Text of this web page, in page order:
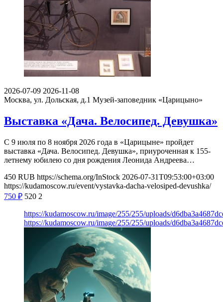
2026-07-09 2026-11-08
Москва, ул. Дольская, д.1 Музей-заповедник «Царицыно»
Выставка «Дача. Велосипед. Девушка»
С 9 июля по 8 ноября 2026 года в «Царицыне» пройдет
выставка «Дача. Велосипед. Девушка», приуроченная к 155-
летнему юбилею со дня рождения Леонида Андреева…
450 RUB https://schema.org/InStock 2026-07-31T09:53:00+03:00
https://kudamoscow.ru/event/vystavka-dacha-velosiped-devushka/
750 ₽ 520 2
https://kudamoscow.ru/image/255/255/uploads/
https://kudamoscow.ru/image/255/255/uploads/